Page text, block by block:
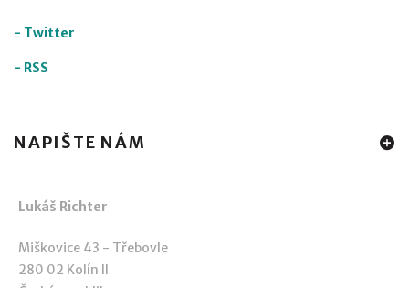
- Twitter
- RSS
NAPIŠTE NÁM
Lukáš Richter
Miškovice 43 - Třebovle
280 02 Kolín II